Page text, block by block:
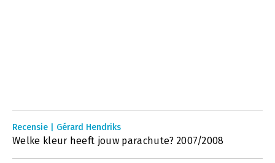
Recensie | Gérard Hendriks
Welke kleur heeft jouw parachute? 2007/2008